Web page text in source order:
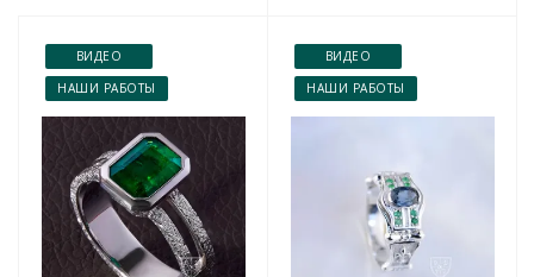
ВИДЕО
НАШИ РАБОТЫ
ВИДЕО
НАШИ РАБОТЫ